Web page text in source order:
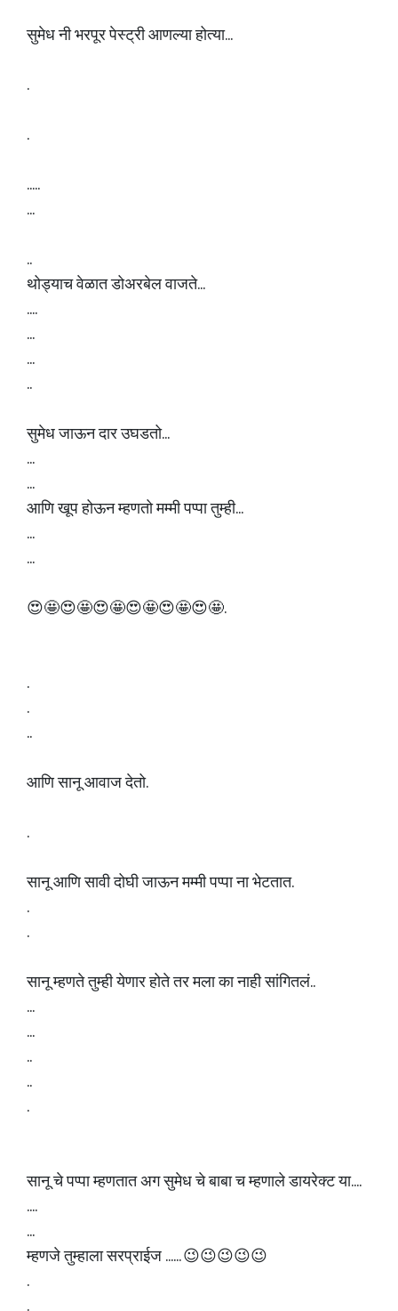
सुमेध नी भरपूर पेस्ट्री आणल्या होत्या...
.
.
.....
...
..
थोड्याच वेळात डोअरबेल वाजते...
....
...
...
..
सुमेध जाऊन दार उघडतो...
...
...
आणि खूप होऊन म्हणतो मम्मी पप्पा तुम्ही...
...
...
😍🤩😍🤩😍🤩😍🤩😍🤩😍🤩.
.
.
..
आणि सानू आवाज देतो.
.
सानू आणि सावी दोघी जाऊन मम्मी पप्पा ना भेटतात.
.
.
सानू म्हणते तुम्ही येणार होते तर मला का नाही सांगितलं..
...
...
..
..
.
सानू चे पप्पा म्हणतात अग सुमेध चे बाबा च म्हणाले डायरेक्ट या....
....
...
म्हणजे तुम्हाला सरप्राईज ...... 😉😉😉😉😉
.